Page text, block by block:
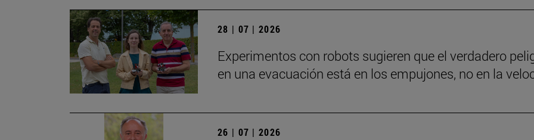
28 | 07 | 2026
Experimentos con robots sugieren que el verdadero
en una evacuación está en los empujones, no en la
26 | 07 | 2026